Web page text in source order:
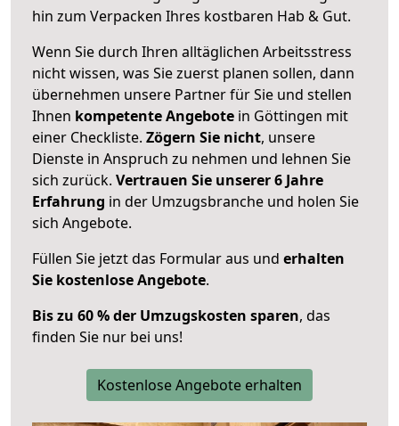
hin zum Verpacken Ihres kostbaren Hab & Gut.
Wenn Sie durch Ihren alltäglichen Arbeitsstress
nicht wissen, was Sie zuerst planen sollen, dann
übernehmen unsere Partner für Sie und stellen
Ihnen kompetente Angebote in Göttingen mit
einer Checkliste. Zögern Sie nicht, unsere
Dienste in Anspruch zu nehmen und lehnen Sie
sich zurück. Vertrauen Sie unserer 6 Jahre
Erfahrung in der Umzugsbranche und holen Sie
sich Angebote.
Füllen Sie jetzt das Formular aus und erhalten
Sie kostenlose Angebote.
Bis zu 60 % der Umzugskosten sparen, das
finden Sie nur bei uns!
Kostenlose Angebote erhalten